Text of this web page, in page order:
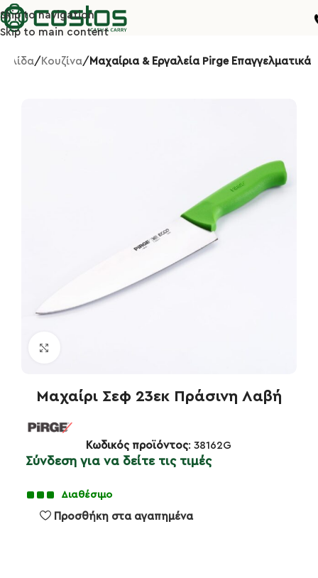
Skip to navigation
Skip to main content
Κουζίνα Μαχαίρια & Εργαλεία Pirge Επαγγελματικά
Μαχαίρι Σεφ 23εκ Πράσινη Λαβή
Κωδικός προϊόντος: 38162G
Σύνδεση για να δείτε τις τιμές
Διαθέσιμο
Προσθήκη στα αγαπημένα